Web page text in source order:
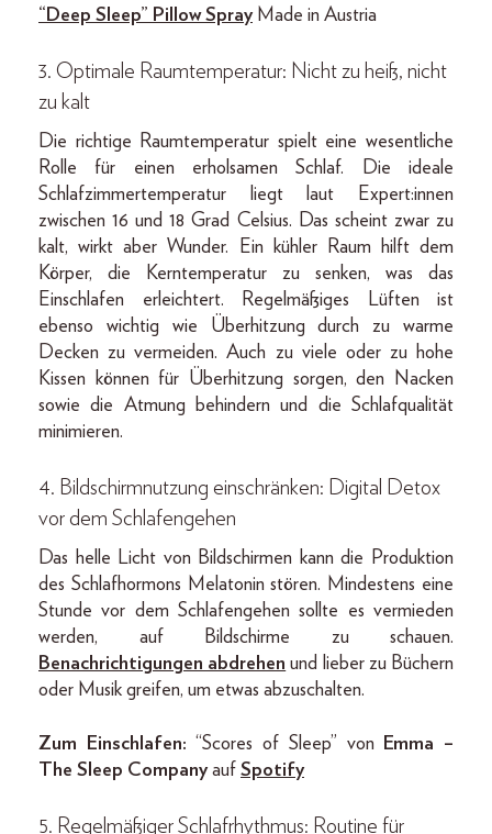
“Deep Sleep” Pillow SprayMade in Austria
3. Optimale Raumtemperatur: Nicht zu heiß, nicht
zu kalt
Die richtige Raumtemperatur spielt eine wesentliche
Rolle für einen erholsamen Schlaf. Die ideale
Schlafzimmertemperatur liegt laut Expert:innen
zwischen 16 und 18 Grad Celsius. Das scheint zwar zu
kalt, wirkt aber Wunder. Ein kühler Raum hilft dem
Körper, die Kerntemperatur zu senken, was das
Einschlafen erleichtert. Regelmäßiges Lüften ist
ebenso wichtig wie Überhitzung durch zu warme
Decken zu vermeiden. Auch zu viele oder zu hohe
Kissen können für Überhitzung sorgen, den Nacken
sowie die Atmung behindern und die Schlafqualität
minimieren.
4. Bildschirmnutzung einschränken: Digital Detox
vor dem Schlafengehen
Das helle Licht von Bildschirmen kann die Produktion
des Schlafhormons Melatonin stören. Mindestens eine
Stunde vor dem Schlafengehen sollte es vermieden
werden, auf Bildschirme zu schauen.
Benachrichtigungen abdrehen und lieber zu Büchern
oder Musik greifen, um etwas abzuschalten.
Zum Einschlafen: “Scores of Sleep” von Emma –
The Sleep Companyauf Spotify
5. Regelmäßiger Schlafrhythmus: Routine für